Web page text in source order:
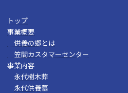
トップ
事業概要
供養の郷とは
笠間カスタマーセンター
事業内容
永代樹木葬
永代供養墓